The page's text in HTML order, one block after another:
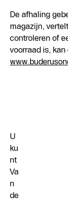
De afhaling
magazijn,
controleren of
voorraad is,
U
ku
nt
Va
n
de